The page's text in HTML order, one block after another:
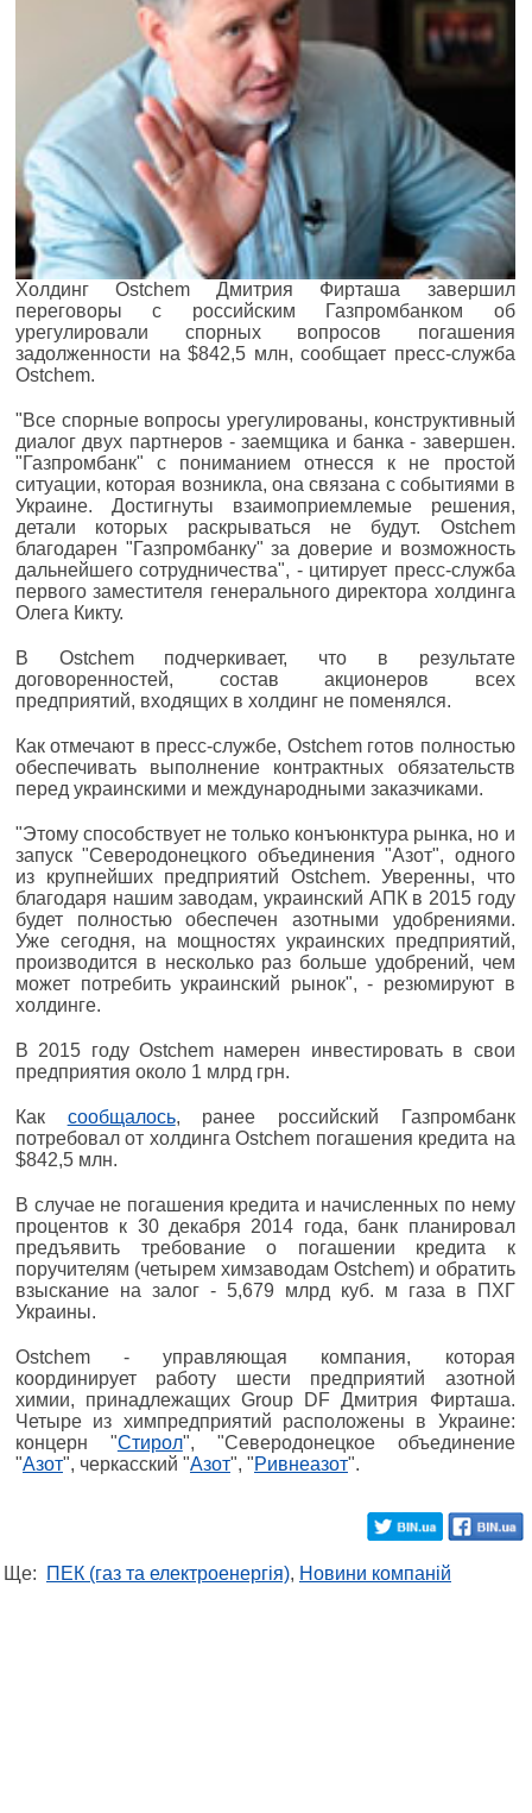
Холдинг Оstchem Дмитрия Фирташа завершил
переговоры с российским Газпромбанком об
урегулировали спорных вопросов погашения
задолженности на $842,5 млн, сообщает пресс-служба
Оstchem.
"Все спорные вопросы урегулированы, конструктивный
диалог двух партнеров - заемщика и банка - завершен.
"Газпромбанк" с пониманием отнесся к не простой
ситуации, которая возникла, она связана с событиями в
Украине. Достигнуты взаимоприемлемые решения,
детали которых раскрываться не будут. Оstchem
благодарен "Газпромбанкy" за доверие и возможность
дальнейшего сотрудничества", - цитирует пресс-служба
первого заместителя генерального директора холдинга
Олега Кикту.
В Оstchem подчеркивает, что в результате
договоренностей, состав акционеров всех
предприятий, входящих в холдинг не поменялся.
Как отмечают в пресс-службе, Оstchem готов полностью
обеспечивать выполнение контрактных обязательств
перед украинскими и международными заказчиками.
"Этому способствует не только конъюнктура рынка, но и
запуск "Северодонецкого объединения "Азот", одного
из крупнейших предприятий Оstchem. Уверенны, что
благодаря нашим заводам, украинский АПК в 2015 году
будет полностью обеспечен азотными удобрениями.
Уже сегодня, на мощностях украинских предприятий,
производится в несколько раз больше удобрений, чем
может потребить украинский рынок", - резюмируют в
холдинге.
В 2015 году Оstchem намерен инвестировать в свои
предприятия около 1 млрд грн.
Как сообщалось, ранее российский Газпромбанк
потребовал от холдинга Ostchem погашения кредита на
$842,5 млн.
В случае не погашения кредита и начисленных по нему
процентов к 30 декабря 2014 года, банк планировал
предъявить требование о погашении кредита к
поручителям (четырем химзаводам Ostchem) и обратить
взыскание на залог - 5,679 млрд куб. м газа в ПХГ
Украины.
Ostchem - управляющая компания, которая
координирует работу шести предприятий азотной
химии, принадлежащих Group DF Дмитрия Фирташа.
Четыре из химпредприятий расположены в Украине:
концерн "Стирол", "Северодонецкое объединение
"Азот", черкасский "Азот", "Ривнеазот".
Ще: ПЕК (газ та електроенергія), Новини компаній